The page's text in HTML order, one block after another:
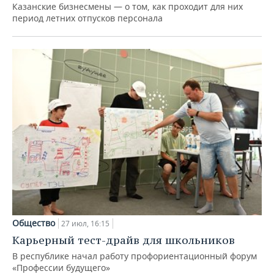
Казанские бизнесмены — о том, как проходит для них
период летних отпусков персонала
Общество 27 июл, 16:15
Карьерный тест-драйв для школьников
В республике начал работу профориентационный форум
«Профессии будущего»